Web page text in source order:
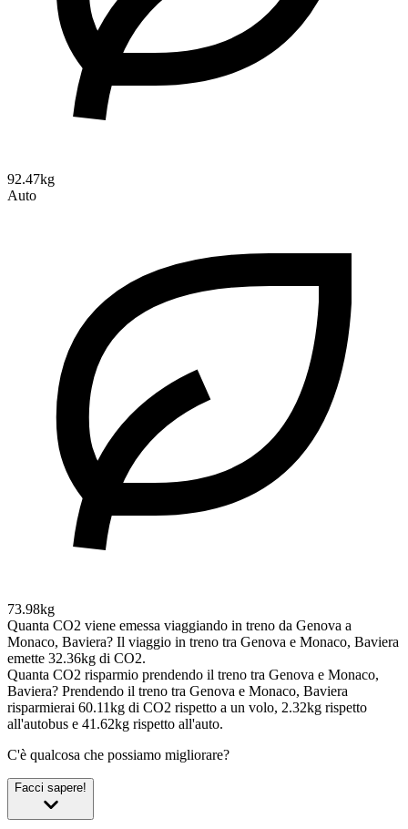
92.47kg
Auto
73.98kg
Quanta CO2 viene emessa viaggiando in treno da Genova a
Monaco, Baviera? Il viaggio in treno tra Genova e Monaco, Baviera
emette 32.36kg di CO2.
Quanta CO2 risparmio prendendo il treno tra Genova e Monaco,
Baviera? Prendendo il treno tra Genova e Monaco, Baviera
risparmierai 60.11kg di CO2 rispetto a un volo, 2.32kg rispetto
all'autobus e 41.62kg rispetto all'auto.
C'è qualcosa che possiamo migliorare?
Facci sapere!